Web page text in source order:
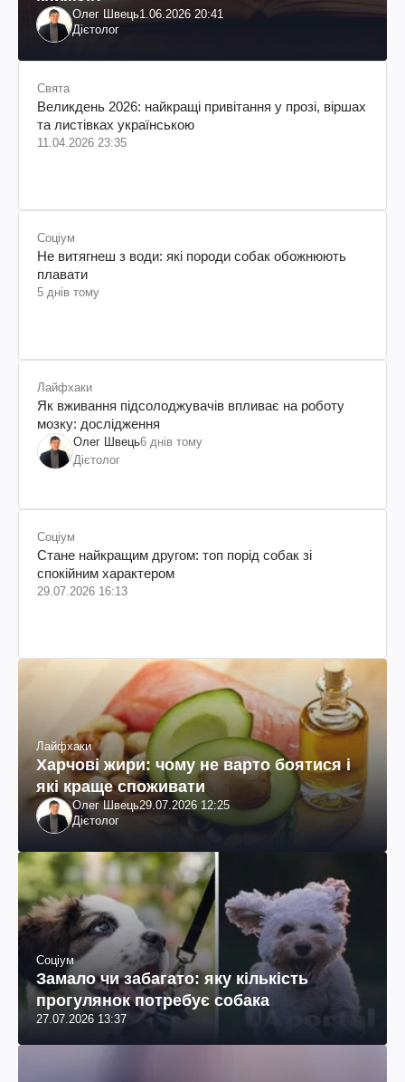
Олег Швець1.06.2026 20:41
Дієтолог
Свята
Великдень 2026: найкращі привітання у прозі, віршах
та листівках українською
11.04.2026 23:35
Соціум
Не витягнеш з води: які породи собак обожнюють
плавати
5 днів тому
Лайфхаки
Як вживання підсолоджувачів впливає на роботу
мозку: дослідження
Олег Швець6 днів тому
Дієтолог
Соціум
Стане найкращим другом: топ порід собак зі
спокійним характером
29.07.2026 16:13
Лайфхаки
Харчові жири: чому не варто боятися і
які краще споживати
Олег Швець29.07.2026 12:25
Дієтолог
Соціум
Замало чи забагато: яку кількість
прогулянок потребує собака
27.07.2026 13:37